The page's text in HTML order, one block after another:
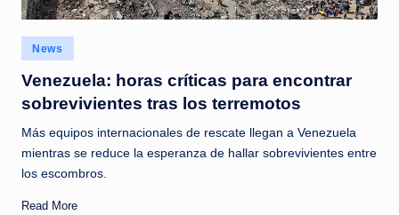
Posted
in
News
Venezuela: horas críticas para encontrar
sobrevivientes tras los terremotos
Más equipos internacionales de rescate llegan a Venezuela
mientras se reduce la esperanza de hallar sobrevivientes entre
los escombros.
Read More